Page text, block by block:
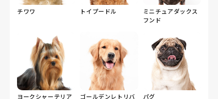
チワワ トイプードル
ミニチュアダックス
フンド
ヨークシャーテリア
ゴールデンレトリバ
パグ